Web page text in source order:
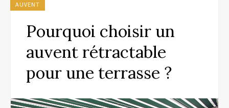
AUVENT
Pourquoi choisir un
auvent rétractable
pour une terrasse ?